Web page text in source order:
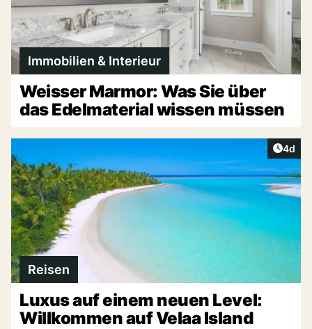
Immobilien & Interieur
Weisser Marmor: Was Sie über
das Edelmaterial wissen müssen
4d
Reisen
Luxus auf einem neuen Level:
Willkommen auf Velaa Island